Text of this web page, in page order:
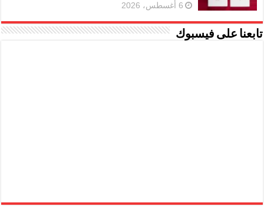
6 أغسطس، 2026
تابعنا على فيسبوك